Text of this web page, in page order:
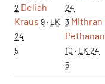
2 Deliah
Kraus 9· LK
24
5
24
3 Mithran
Pethanan
10 · LK 24
5